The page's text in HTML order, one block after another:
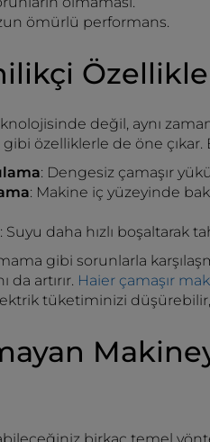
ömürlü performans.
değil, aynı
gibi özelliklerle de öne
: Dengesiz çamaşır
: Makine iç yüzeyinde
: Suyu daha hızlı boşaltarak
gibi sorunlarla
da artırır. Haier çamaşır
tüketiminizi